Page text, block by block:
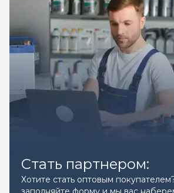
Стать партнером:
Хотите стать оптовым